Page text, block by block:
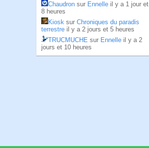
Chaudron sur Ennelle il y a 1 jour et
8 heures
Kiosk sur Chroniques du paradis
terrestre il y a 2 jours et 5 heures
TRUCMUCHE sur Ennelle il y a 2
jours et 10 heures